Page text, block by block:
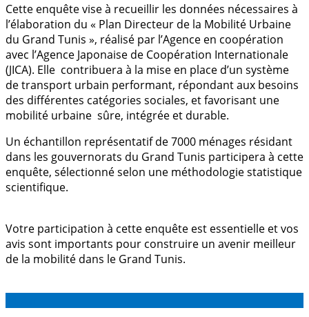
Cette enquête vise à recueillir les données nécessaires à
l’élaboration du « Plan Directeur de la Mobilité Urbaine
du Grand Tunis », réalisé par l’Agence en coopération
avec l’Agence Japonaise de Coopération Internationale
(JICA). Elle contribuera à la mise en place d’un système
de transport urbain performant, répondant aux besoins
des différentes catégories sociales, et favorisant une
mobilité urbaine sûre, intégrée et durable.
Un échantillon représentatif de 7000 ménages résidant
dans les gouvernorats du Grand Tunis participera à cette
enquête, sélectionné selon une méthodologie statistique
scientifique.
Votre participation à cette enquête est essentielle et vos
avis sont importants pour construire un avenir meilleur
de la mobilité dans le Grand Tunis.